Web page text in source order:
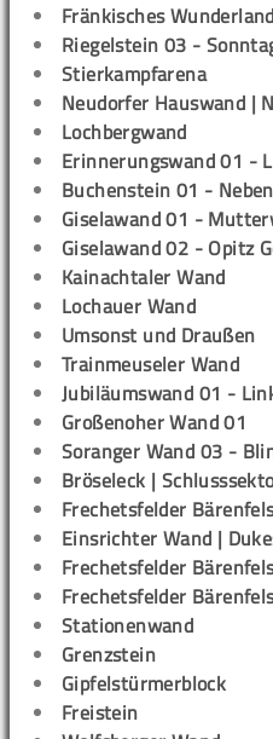
Fränkisches Wunderland
Riegelstein 03 -
Stierkampfarena
Neudorfer Hauswand |
Lochbergwand
Erinnerungswand 01 -
Buchenstein 01 -
Giselawand 01 -
Giselawand 02 - Opitz
Kainachtaler Wand
Lochauer Wand
Umsonst und Draußen
Trainmeuseler Wand
Jubiläumswand 01 -
Großenoher Wand 01
Soranger Wand 03 -
Bröseleck |
Frechetsfelder
Einsrichter Wand |
Frechetsfelder
Frechetsfelder
Stationenwand
Grenzstein
Gipfelstürmerblock
Freistein